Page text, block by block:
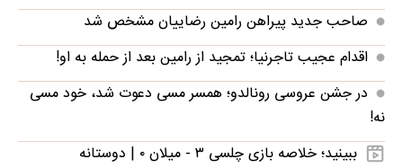
صاحب جدید پیراهن رامین رضاییان مشخص شد
اقدام عجیب تاجرنیا؛ تمجید از رامین بعد از حمله به او!
در جشن عروسی رونالدو؛ همسر مسی دعوت شد، خود مسی
نه!
ببینید؛ خلاصه بازی چلسی ۳ - میلان ۰ | دوستانه